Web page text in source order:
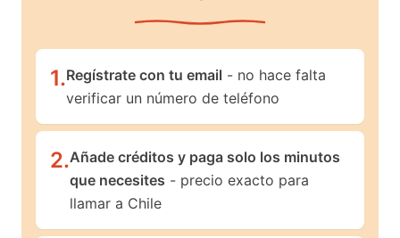
1.Regístrate con tu email - no hace falta
verificar un número de teléfono
2.Añade créditos y paga solo los minutos
que necesites - precio exacto para
llamar a Chile